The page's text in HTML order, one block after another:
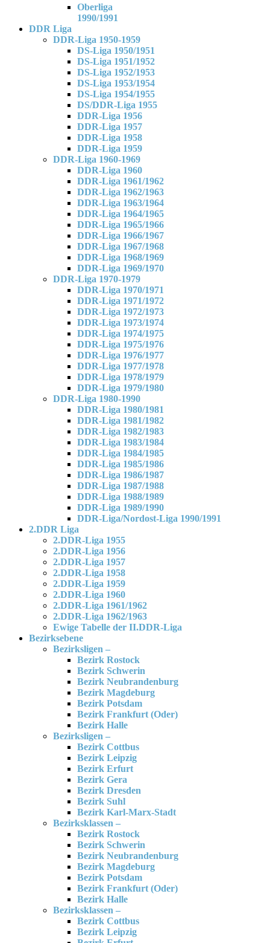
Oberliga
1990/1991
DDR Liga
DDR-Liga 1950-1959
DS-Liga 1950/1951
DS-Liga 1951/1952
DS-Liga 1952/1953
DS-Liga 1953/1954
DS-Liga 1954/1955
DS/DDR-Liga 1955
DDR-Liga 1956
DDR-Liga 1957
DDR-Liga 1958
DDR-Liga 1959
DDR-Liga 1960-1969
DDR-Liga 1960
DDR-Liga 1961/1962
DDR-Liga 1962/1963
DDR-Liga 1963/1964
DDR-Liga 1964/1965
DDR-Liga 1965/1966
DDR-Liga 1966/1967
DDR-Liga 1967/1968
DDR-Liga 1968/1969
DDR-Liga 1969/1970
DDR-Liga 1970-1979
DDR-Liga 1970/1971
DDR-Liga 1971/1972
DDR-Liga 1972/1973
DDR-Liga 1973/1974
DDR-Liga 1974/1975
DDR-Liga 1975/1976
DDR-Liga 1976/1977
DDR-Liga 1977/1978
DDR-Liga 1978/1979
DDR-Liga 1979/1980
DDR-Liga 1980-1990
DDR-Liga 1980/1981
DDR-Liga 1981/1982
DDR-Liga 1982/1983
DDR-Liga 1983/1984
DDR-Liga 1984/1985
DDR-Liga 1985/1986
DDR-Liga 1986/1987
DDR-Liga 1987/1988
DDR-Liga 1988/1989
DDR-Liga 1989/1990
DDR-Liga/Nordost-Liga 1990/1991
2.DDR Liga
2.DDR-Liga 1955
2.DDR-Liga 1956
2.DDR-Liga 1957
2.DDR-Liga 1958
2.DDR-Liga 1959
2.DDR-Liga 1960
2.DDR-Liga 1961/1962
2.DDR-Liga 1962/1963
Ewige Tabelle der II.DDR-Liga
Bezirksebene
Bezirksligen –
Bezirk Rostock
Bezirk Schwerin
Bezirk Neubrandenburg
Bezirk Magdeburg
Bezirk Potsdam
Bezirk Frankfurt (Oder)
Bezirk Halle
Bezirksligen –
Bezirk Cottbus
Bezirk Leipzig
Bezirk Erfurt
Bezirk Gera
Bezirk Dresden
Bezirk Suhl
Bezirk Karl-Marx-Stadt
Bezirksklassen –
Bezirk Rostock
Bezirk Schwerin
Bezirk Neubrandenburg
Bezirk Magdeburg
Bezirk Potsdam
Bezirk Frankfurt (Oder)
Bezirk Halle
Bezirksklassen –
Bezirk Cottbus
Bezirk Leipzig